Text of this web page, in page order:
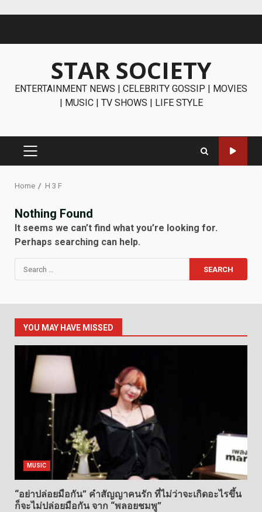
STAR SOCIETY
ENTERTAINMENT NEWS | CELEBRITY GOSSIP | MOVIES
| MUSIC | TV SHOWS | LIFE STYLE
PRIMARY
Home H 3 F
Nothing Found
It seems we can’t find what you’re looking for.
Perhaps searching can help.
Search
for:
YOU MAY HAVE MISSED
MUSIC
“อย่าปล่อยมือกัน” คำสัญญาคนรัก ที่ไม่ว่าจะเกิดอะไรขึ้น
ก็จะไม่ปล่อยมือกัน จาก “พลอยชมพู”